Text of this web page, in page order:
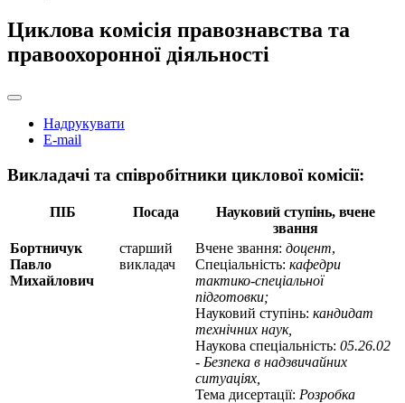
Циклова комісія правознавства та
правоохоронної діяльності
Надрукувати
E-mail
Викладачі та співробітники циклової комісії:
ПІБ Посада
Науковий ступінь, вчене
звання
Бортничук
Павло
Михайлович
старший
викладач
Вчене звання: доцент,
Спеціальність: кафедри
тактико-спеціальної
підготовки;
Науковий ступінь: кандидат
технічних наук,
Наукова спеціальність: 05.26.02
- Безпека в надзвичайних
ситуаціях,
Тема дисертації: Розробка